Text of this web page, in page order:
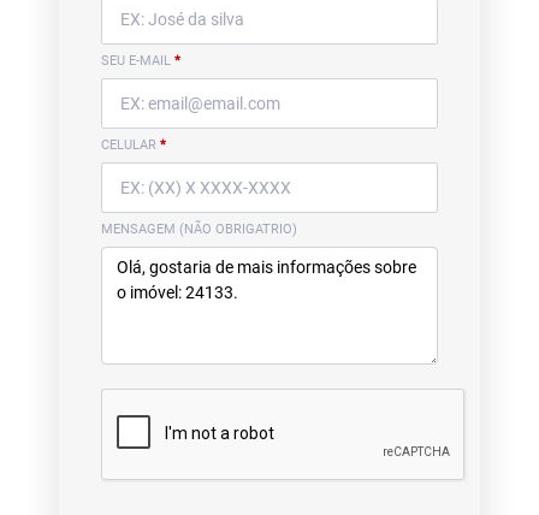
SEU E-MAIL *
CELULAR *
MENSAGEM (NÃO OBRIGATRIO)